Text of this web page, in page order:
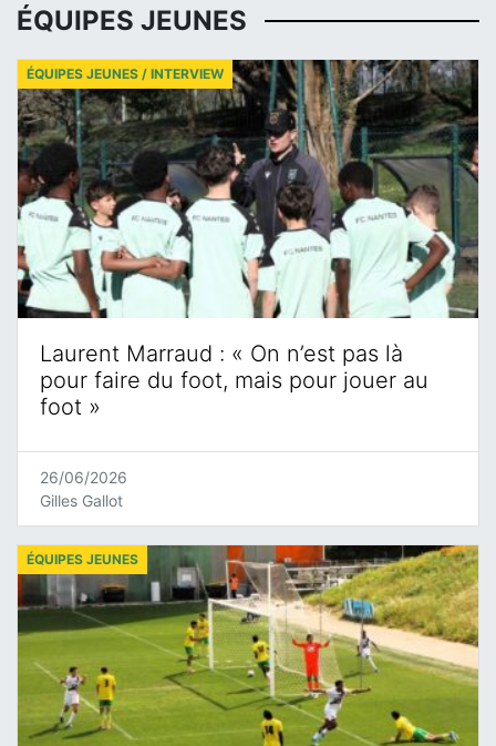
ÉQUIPES JEUNES
Laurent Marraud : « On n’est pas là
pour faire du foot, mais pour jouer au
foot »
ÉQUIPES JEUNES / INTERVIEW
26/06/2026
Gilles Gallot
ÉQUIPES JEUNES